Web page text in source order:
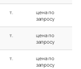
т.
цена по
запросу
т.
цена по
запросу
т.
цена по
запросу